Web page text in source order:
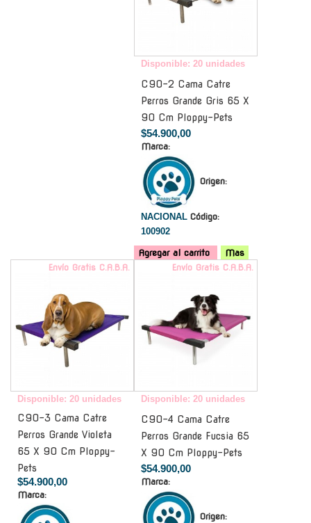
Disponible: 20 unidades
C90-2 Cama Catre
Perros Grande Gris 65 X
90 Cm Ploppy-Pets
$54.900,00
Marca:
Origen:
NACIONAL Código:
100902
Agregar al carrito
Mas
Envío Gratis C.A.B.A.
Disponible: 20 unidades
C90-3 Cama Catre
Perros Grande Violeta
65 X 90 Cm Ploppy-
Pets
$54.900,00
Marca:
Envío Gratis C.A.B.A.
Disponible: 20 unidades
C90-4 Cama Catre
Perros Grande Fucsia 65
X 90 Cm Ploppy-Pets
$54.900,00
Marca:
Origen: